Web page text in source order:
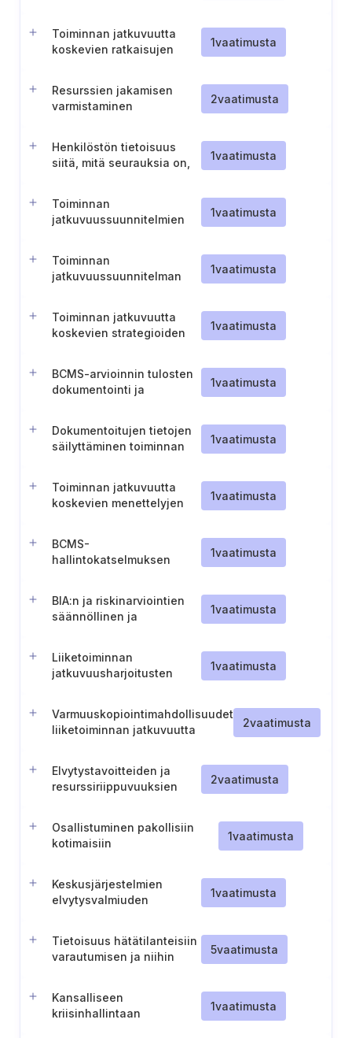
Toiminnan jatkuvuutta
koskevien ratkaisujen
1vaatimusta
Resurssien jakamisen
varmistaminen
2vaatimusta
Henkilöstön tietoisuus
siitä, mitä seurauksia on,
1vaatimusta
Toiminnan
jatkuvuussuunnitelmien
1vaatimusta
Toiminnan
jatkuvuussuunnitelman
1vaatimusta
Toiminnan jatkuvuutta
koskevien strategioiden
elinkaaren.
1vaatimusta
BCMS-arvioinnin tulosten
dokumentointi ja
1vaatimusta
Dokumentoitujen tietojen
säilyttäminen toiminnan
1vaatimusta
Toiminnan jatkuvuutta
koskevien menettelyjen
1vaatimusta
BCMS-
hallintokatselmuksen
1vaatimusta
BIA:n ja riskinarviointien
säännöllinen ja
1vaatimusta
Liiketoiminnan
jatkuvuusharjoitusten
1vaatimusta
Varmuuskopiointimahdollisuudet
liiketoiminnan jatkuvuutta
2vaatimusta
Elvytystavoitteiden ja
resurssiriippuvuuksien
2vaatimusta
Osallistuminen pakollisiin
kotimaisiin
1vaatimusta
Keskusjärjestelmien
elvytysvalmiuden
1vaatimusta
Tietoisuus hätätilanteisiin
varautumisen ja niihin
5vaatimusta
Kansalliseen
kriisinhallintaan
1vaatimusta